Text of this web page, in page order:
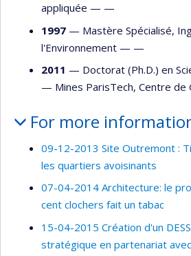
appliquée — —
1997 — Mastère Spécialisé,
l'Environnement — —
2011 — Doctorat (Ph.D.) en
— Mines ParisTech, Centre de
For more
09-12-2013 Site Outremont :
les quartiers avoisinants
07-04-2014 Architecture: le
cent clochers fait un tabac
15-04-2015 Création d'un
stratégique en partenariat